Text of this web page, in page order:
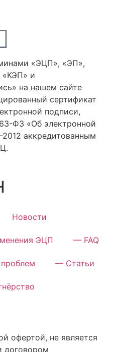
«ЭЦП», «ЭП»,
«КЭП» и
на нашем сайте
сертификат
подписи,
ФЗ «Об электронной
аккредитованным
Новости
ЭЦП — FAQ
— Статьи
офертой, не является
договором